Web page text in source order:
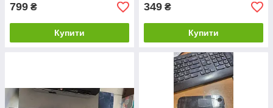
799 ₴
Купити
349 ₴
Купити